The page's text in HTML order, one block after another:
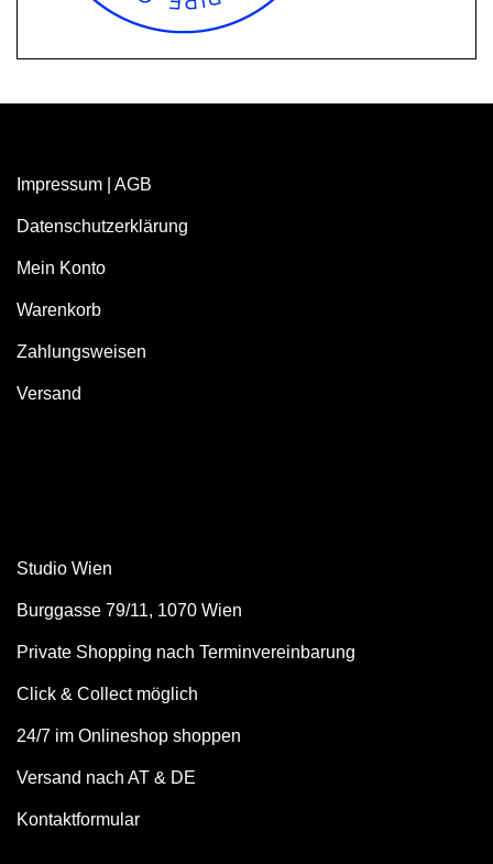
Impressum AGB
Datenschutzerklärung
Mein Konto
Warenkorb
Zahlungsweisen
Versand
Studio Wien
Burggasse 79/11, 1070 Wien
Private Shopping nach Terminvereinbarung
Click & Collect möglich
24/7 im Onlineshop shoppen
Versand nach AT & DE
Kontaktformular